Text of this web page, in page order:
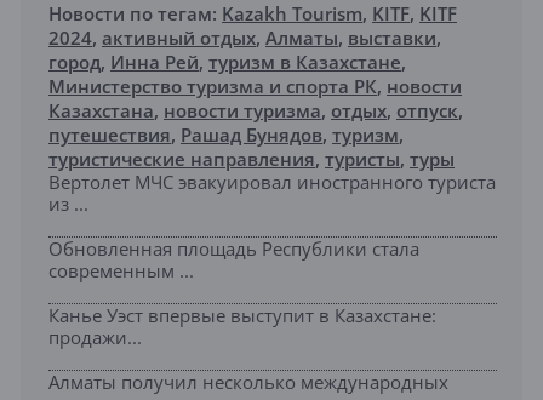
Новости по тегам: Kazakh Tourism, KITF, KITF
2024, активный отдых, Алматы, выставки,
город, Инна Рей, туризм в Казахстане,
Министерство туризма и спорта РК, новости
Казахстана, новости туризма, отдых, отпуск,
путешествия, Рашад Бунядов, туризм,
туристические направления, туристы, туры
Вертолет МЧС эвакуировал иностранного туриста
из ...
Обновленная площадь Республики стала
современным ...
Канье Уэст впервые выступит в Казахстане:
продажи...
Алматы получил несколько международных